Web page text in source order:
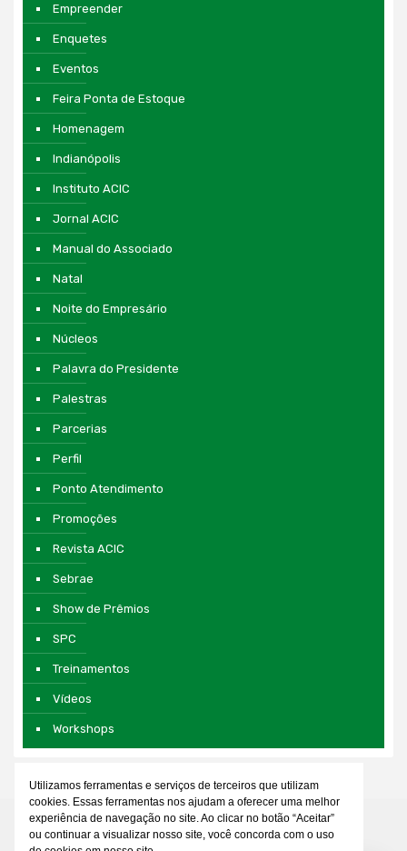
Empreender
Enquetes
Eventos
Feira Ponta de Estoque
Homenagem
Indianópolis
Instituto ACIC
Jornal ACIC
Manual do Associado
Natal
Noite do Empresário
Núcleos
Palavra do Presidente
Palestras
Parcerias
Perfil
Ponto Atendimento
Promoções
Revista ACIC
Sebrae
Show de Prêmios
SPC
Treinamentos
Vídeos
Workshops
Utilizamos ferramentas e serviços de terceiros que utilizam
cookies. Essas ferramentas nos ajudam a oferecer uma melhor
experiência de navegação no site. Ao clicar no botão “Aceitar”
ou continuar a visualizar nosso site, você concorda com o uso